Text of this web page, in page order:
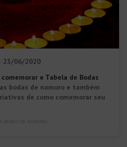
23/06/2020
e Tabela de Bodas
bodas de namoro e também
de como comemorar seu